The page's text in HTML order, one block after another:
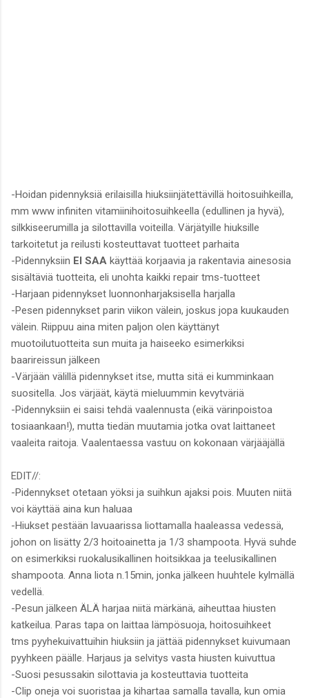
-Hoidan pidennyksiä erilaisilla hiuksiinjätettävillä hoitosuihkeilla,
mm www infiniten vitamiinihoitosuihkeella (edullinen ja hyvä),
silkkiseerumilla ja silottavilla voiteilla. Värjätyille hiuksille
tarkoitetut ja reilusti kosteuttavat tuotteet parhaita
-Pidennyksiin EI SAA käyttää korjaavia ja rakentavia ainesosia
sisältäviä tuotteita, eli unohta kaikki repair tms-tuotteet
-Harjaan pidennykset luonnonharjaksisella harjalla
-Pesen pidennykset parin viikon välein, joskus jopa kuukauden
välein. Riippuu aina miten paljon olen käyttänyt
muotoilutuotteita sun muita ja haiseeko esimerkiksi
baarireissun jälkeen
-Värjään välillä pidennykset itse, mutta sitä ei kumminkaan
suositella. Jos värjäät, käytä mieluummin kevytväriä
-Pidennyksiin ei saisi tehdä vaalennusta (eikä värinpoistoa
tosiaankaan!), mutta tiedän muutamia jotka ovat laittaneet
vaaleita raitoja. Vaalentaessa vastuu on kokonaan värjääjällä
EDIT//:
-Pidennykset otetaan yöksi ja suihkun ajaksi pois. Muuten niitä
voi käyttää aina kun haluaa
-Hiukset pestään lavuaarissa liottamalla haaleassa vedessä,
johon on lisätty 2/3 hoitoainetta ja 1/3 shampoota. Hyvä suhde
on esimerkiksi ruokalusikallinen hoitsikkaa ja teelusikallinen
shampoota. Anna liota n.15min, jonka jälkeen huuhtele kylmällä
vedellä.
-Pesun jälkeen ÄLÄ harjaa niitä märkänä, aiheuttaa hiusten
katkeilua. Paras tapa on laittaa lämpösuoja, hoitosuihkeet
tms pyyhekuivattuihin hiuksiin ja jättää pidennykset kuivumaan
pyyhkeen päälle. Harjaus ja selvitys vasta hiusten kuivuttua
-Suosi pesussakin silottavia ja kosteuttavia tuotteita
-Clip oneja voi suoristaa ja kihartaa samalla tavalla, kun omia